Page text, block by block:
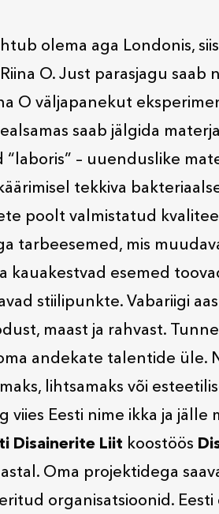
olema aga Londonis,
O. Just parasjagu saab
O väljapanekut
saab jälgida
– uuenduslike
tekkiva
poolt valmistatud
tarbeesemed, mis
kauakestvad esemed
stiilipunkte. Vabariigi
maast ja rahvast.
andekate talentide üle.
lihtsamaks või
Eesti nime ikka ja jälle
Disainerite Liit koostöös
Oma projektidega
organisatsioonid. Eesti